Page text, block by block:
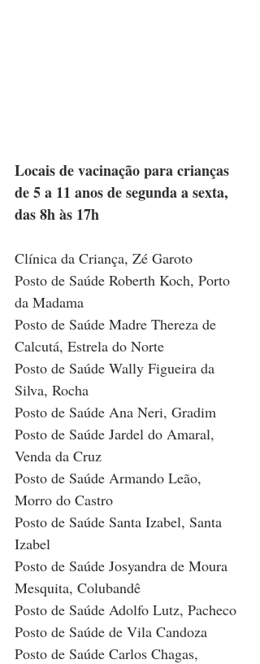
Locais de vacinação para crianças
de 5 a 11 anos de segunda a sexta,
das 8h às 17h
Clínica da Criança, Zé Garoto
Posto de Saúde Roberth Koch, Porto
da Madama
Posto de Saúde Madre Thereza de
Calcutá, Estrela do Norte
Posto de Saúde Wally Figueira da
Silva, Rocha
Posto de Saúde Ana Neri, Gradim
Posto de Saúde Jardel do Amaral,
Venda da Cruz
Posto de Saúde Armando Leão,
Morro do Castro
Posto de Saúde Santa Izabel, Santa
Izabel
Posto de Saúde Josyandra de Moura
Mesquita, Colubandê
Posto de Saúde Adolfo Lutz, Pacheco
Posto de Saúde de Vila Candoza
Posto de Saúde Carlos Chagas,